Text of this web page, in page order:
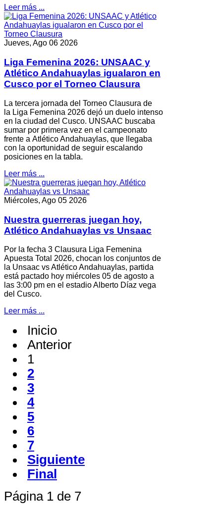
Leer más ...
Jueves, Ago 06 2026
Liga Femenina 2026: UNSAAC y
Atlético Andahuaylas igualaron en
Cusco por el Torneo Clausura
La tercera jornada del Torneo Clausura de
la Liga Femenina 2026 dejó un duelo intenso
en la ciudad del Cusco. UNSAAC buscaba
sumar por primera vez en el campeonato
frente a Atlético Andahuaylas, que llegaba
con la oportunidad de seguir escalando
posiciones en la tabla.
Leer más ...
Miércoles, Ago 05 2026
Nuestra guerreras juegan hoy,
Atlético Andahuaylas vs Unsaac
Por la fecha 3 Clausura Liga Femenina
Apuesta Total 2026, chocan los conjuntos de
la Unsaac vs Atlético Andahuaylas, partida
está pactado hoy miércoles 05 de agosto a
las 3:00 pm en el estadio Alberto Díaz vega
del Cusco.
Leer más ...
Inicio
Anterior
1
2
3
4
5
6
7
Siguiente
Final
Página 1 de 7